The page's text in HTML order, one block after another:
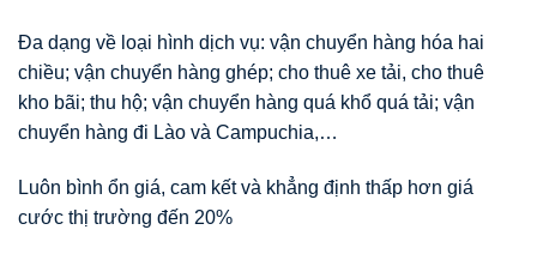
Đa dạng về loại hình dịch vụ: vận chuyển hàng hóa hai
chiều; vận chuyển hàng ghép; cho thuê xe tải, cho thuê
kho bãi; thu hộ; vận chuyển hàng quá khổ quá tải; vận
chuyển hàng đi Lào và Campuchia,…
Luôn bình ổn giá, cam kết và khẳng định thấp hơn giá
cước thị trường đến 20%